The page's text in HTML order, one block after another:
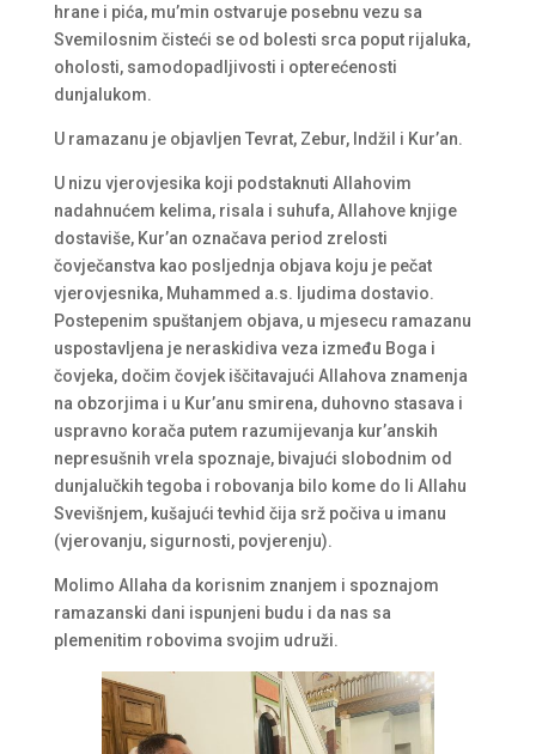
hrane i pića, mu’min ostvaruje posebnu vezu sa
Svemilosnim čisteći se od bolesti srca poput rijaluka,
oholosti, samodopadljivosti i opterećenosti
dunjalukom.
U ramazanu je objavljen Tevrat, Zebur, Indžil i Kur’an.
U nizu vjerovjesika koji podstaknuti Allahovim
nadahnućem kelima, risala i suhufa, Allahove knjige
dostaviše, Kur’an označava period zrelosti
čovječanstva kao posljednja objava koju je pečat
vjerovjesnika, Muhammed a.s. ljudima dostavio.
Postepenim spuštanjem objava, u mjesecu ramazanu
uspostavljena je neraskidiva veza između Boga i
čovjeka, dočim čovjek iščitavajući Allahova znamenja
na obzorjima i u Kur’anu smirena, duhovno stasava i
uspravno korača putem razumijevanja kur’anskih
nepresušnih vrela spoznaje, bivajući slobodnim od
dunjalučkih tegoba i robovanja bilo kome do li Allahu
Svevišnjem, kušajući tevhid čija srž počiva u imanu
(vjerovanju, sigurnosti, povjerenju).
Molimo Allaha da korisnim znanjem i spoznajom
ramazanski dani ispunjeni budu i da nas sa
plemenitim robovima svojim udruži.